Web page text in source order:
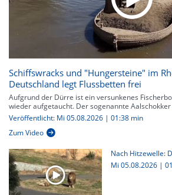
Schiffswracks und "Hungersteine" im
Deutschland legt Flussbetten frei
Aufgrund der Dürre ist ein versunkenes
wieder aufgetaucht. Der sogenannte
Veröffentlicht: Mi 05.08.2026 | 01:38 min
Zum Video
Nach Hitzewelle:
Mi 05.08.2026 |